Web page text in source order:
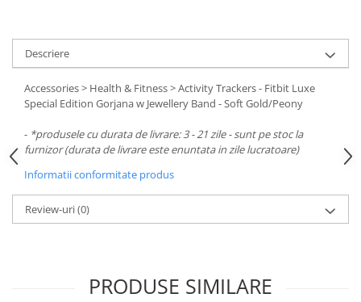
Descriere
Accessories > Health & Fitness > Activity Trackers - Fitbit Luxe
Special Edition Gorjana w Jewellery Band - Soft Gold/Peony
- *produsele cu durata de livrare: 3 - 21 zile - sunt pe stoc la
furnizor (durata de livrare este enuntata in zile lucratoare)
Informatii conformitate produs
Review-uri(0)
PRODUSE SIMILARE